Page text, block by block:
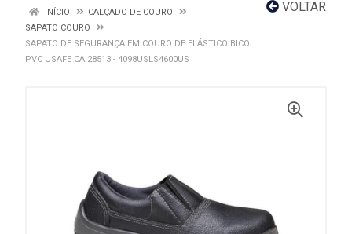
VOLTAR
INÍCIO
CALÇADO DE COURO
SAPATO COURO
SAPATO DE SEGURANÇA EM COURO DE ELÁSTICO BICO
PVC USAFE CA 28513 - 4098USLS4600US